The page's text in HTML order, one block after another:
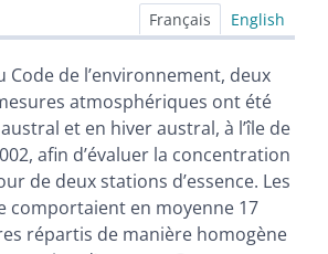
Français English
Code de l’environnement, deux
atmosphériques ont été
et en hiver austral, à l’île de
afin d’évaluer la concentration
de deux stations d’essence. Les
comportaient en moyenne 17
répartis de manière homogène